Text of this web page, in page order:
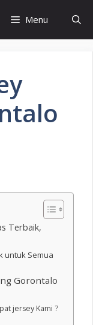
Menu
Terbaik,
untuk Semua
Gorontalo
jersey Kami ?